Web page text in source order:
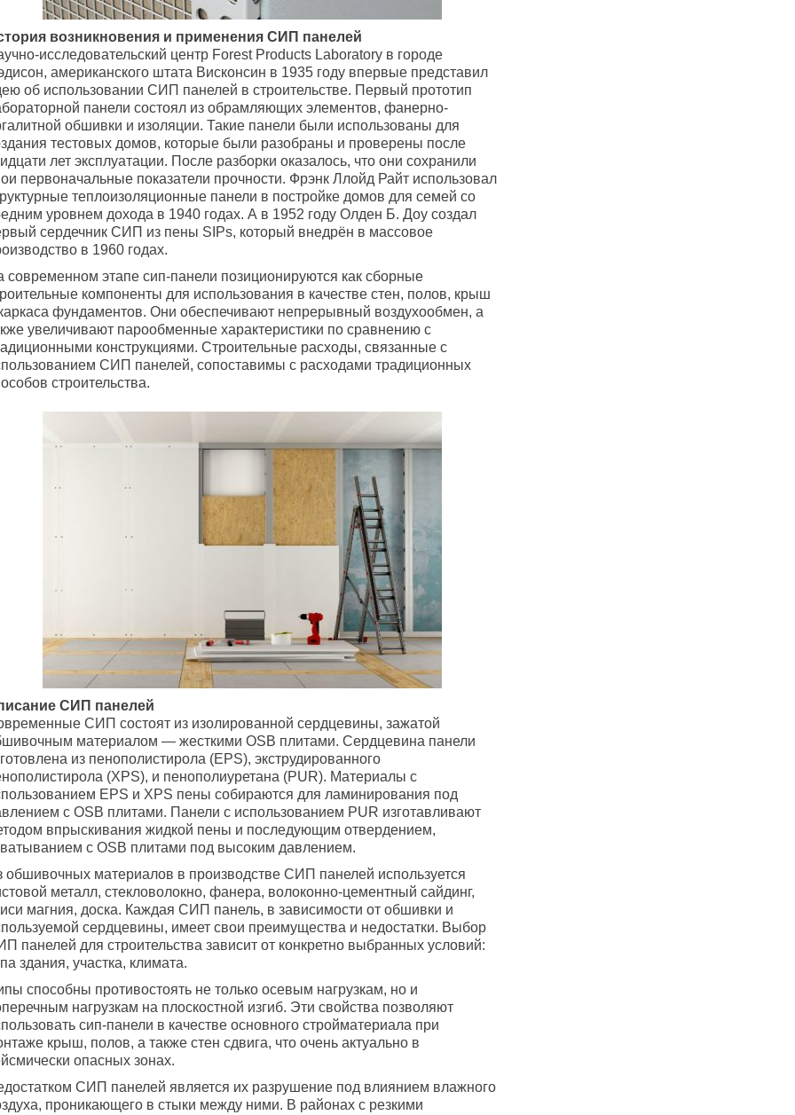
возникновения и применения СИП панелей
исследовательский центр Forest Products Laboratory в городе
американского штата Висконсин в 1935 году впервые представил
об использовании СИП панелей в строительстве. Первый прототип
панели состоял из обрамляющих элементов, фанерно-
обшивки и изоляции. Такие панели были использованы для
тестовых домов, которые были разобраны и проверены после
лет эксплуатации. После разборки оказалось, что они сохранили
первоначальные показатели прочности. Фрэнк Ллойд Райт использовал
теплоизоляционные панели в постройке домов для семей со
уровнем дохода в 1940 годах. А в 1952 году Олден Б. Доу создал
сердечник СИП из пены SIPs, который внедрён в массовое
в 1960 годах.
современном этапе сип-панели позиционируются как сборные
компоненты для использования в качестве стен, полов, крыш
фундаментов. Они обеспечивают непрерывный воздухообмен, а
увеличивают парообменные характеристики по сравнению с
конструкциями. Строительные расходы, связанные с
СИП панелей, сопоставимы с расходами традиционных
строительства.
СИП панелей
СИП состоят из изолированной сердцевины, зажатой
материалом — жесткими OSB плитами. Сердцевина панели
из пенополистирола (EPS), экструдированного
(XPS), и пенополиуретана (PUR). Материалы с
EPS и XPS пены собираются для ламинирования под
с OSB плитами. Панели с использованием PUR изготавливают
впрыскивания жидкой пены и последующим отвердением,
с OSB плитами под высоким давлением.
обшивочных материалов в производстве СИП панелей используется
металл, стекловолокно, фанера, волоконно-цементный сайдинг,
магния, доска. Каждая СИП панель, в зависимости от обшивки и
сердцевины, имеет свои преимущества и недостатки. Выбор
панелей для строительства зависит от конкретно выбранных условий:
здания, участка, климата.
способны противостоять не только осевым нагрузкам, но и
нагрузкам на плоскостной изгиб. Эти свойства позволяют
сип-панели в качестве основного стройматериала при
крыш, полов, а также стен сдвига, что очень актуально в
опасных зонах.
СИП панелей является их разрушение под влиянием влажного
проникающего в стыки между ними. В районах с резкими